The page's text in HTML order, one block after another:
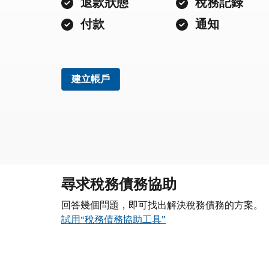
付款
通知
建立帳戶
尋求稅務債務協助
回答幾個問題，即可找出解決稅務債務的方案。
試用“稅務債務協助工具”